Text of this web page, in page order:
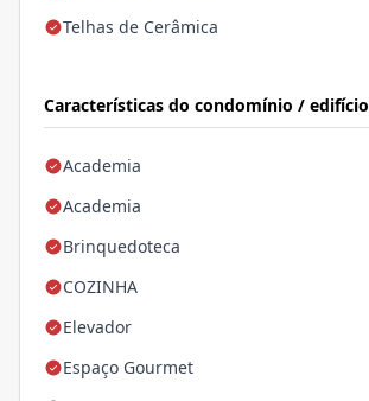
Telhas de Cerâmica
Características do condomínio / edifício
Academia
Academia
Brinquedoteca
COZINHA
Elevador
Espaço Gourmet